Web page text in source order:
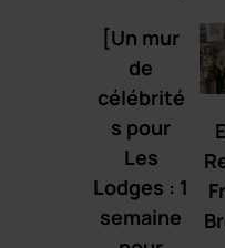
[Un mur
de
célébrité
s pour
Les
Lodges : 1
semaine